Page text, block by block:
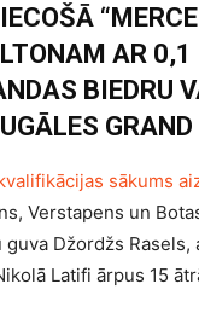
AR 0,1
BIEDRU
sākums
Verstapens un
Džordžs Rasels,
Latifi ārpus 15